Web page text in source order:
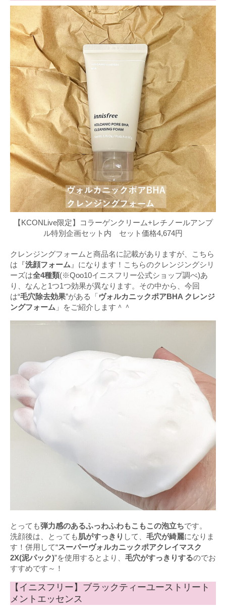
【KCONLive限定】コラーゲンクリーム+レチノールアンプ
ル特別企画セット内 セット価格4,674円
クレンジングフォームと商品名に記載がありますが、こちら
は『洗顔フォーム 』になります！こちらのクレンジングシリ
ーズは全4種類(※Qoo10イニスフリー公式ショップ調べ)あ
り、なんと1つ1つ効果が異なります。その中から、今回
は“毛穴除去効果”がある「ヴォルカニックポアBHA クレンジ
ングフォーム 」をご紹介します＾＾
とっても弾力感のあるふっわふわもこもこの泡立ちです。
洗顔後は、とっても肌がすっきり して、 毛穴が綺麗になりま
す！併用して“スーパーヴォルカニックポアクレイマスク
2X(泥パック)”を使用するとより、 毛穴がすっきりするのでお
すすめです～！
【イニスフリー】ブラックティーユーストリート
メントエッセンス